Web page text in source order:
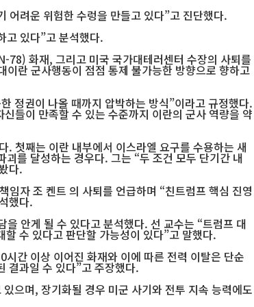
어려운 위험한 수렁을 만들고 있다”고 진단했다.
고 있다”고 분석했다.
78) 화재, 그리고 미국 국가대테러센터 수장의 사퇴를
란 군사행동이 점점 통제 불가능한 방향으로 향하고
정권이 나올 때까지 압박하는 방식”이라고 규정했다.
들이 만족할 수 있는 수준까지 이란의 군사 역량을 약
첫째는 이란 내부에서 이스라엘 요구를 수용하는 새
를 달성하는 경우다. 그는 “두 조건 모두 단기간 내
다.
자 조 켄트 의 사퇴를 언급하며 “친트럼프 핵심 진영
했다.
안게 될 수 있다고 분석했다. 선 교수는 “트럼프 대
수 있다고 판단할 가능성이 있다”고 말했다.
간 이상 이어진 화재와 이에 따른 전력 이탈은 단순
결과일 수 있다”고 주장했다.
으며, 장기화될 경우 미군 사기와 전투 지속 능력에도